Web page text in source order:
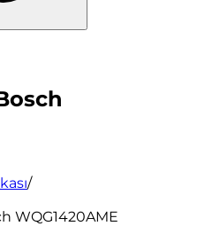
/
WQG1420AME